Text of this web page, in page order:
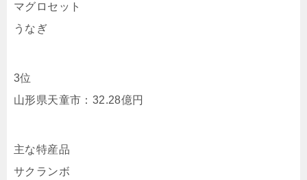
マグロセット
うなぎ
3位
山形県天童市：32.28億円
主な特産品
サクランボ